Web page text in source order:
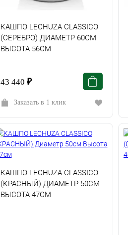
КАШПО LECHUZA CLASSICO
(СЕРЕБРО) ДИАМЕТР 60СМ
ВЫСОТА 56СМ
43 440 ₽
Заказать в 1 клик
КАШПО LECHUZA CLASSICO
(КРАСНЫЙ) ДИАМЕТР 50СМ
ВЫСОТА 47СМ